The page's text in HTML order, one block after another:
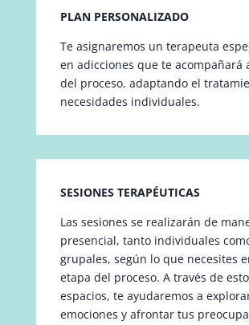
PLAN PERSONALIZADO
Te asignaremos un terapeuta
en adicciones que te acompañará
del proceso, adaptando el
necesidades individuales.
SESIONES TERAPÉUTICAS
Las sesiones se realizarán de
presencial, tanto individuales
grupales, según lo que necesites
etapa del proceso. A través de
espacios, te ayudaremos a
emociones y afrontar tus